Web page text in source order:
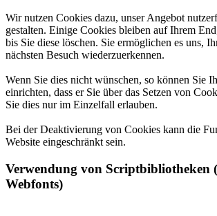
Wir nutzen Cookies dazu, unser Angebot
gestalten. Einige Cookies bleiben auf Ihrem
bis Sie diese löschen. Sie ermöglichen es uns,
nächsten Besuch wiederzuerkennen.
Wenn Sie dies nicht wünschen, so können Sie
einrichten, dass er Sie über das Setzen von
Sie dies nur im Einzelfall erlauben.
Bei der Deaktivierung von Cookies kann die
Website eingeschränkt sein.
Verwendung von Scriptbibliotheken
Webfonts)